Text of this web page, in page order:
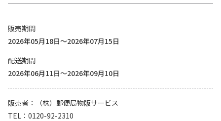
販売期間
2026年05月18日～2026年07月15日
配送期間
2026年06月11日～2026年09月10日
販売者
（株）郵便局物販サービス
TEL
0120-92-2310